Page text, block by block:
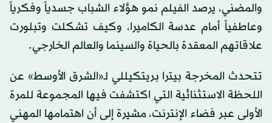
والمضني، يرصد الفيلم نمو هؤلاء الشباب جسدياً وفكرياً
وعاطفياً أمام عدسة الكاميرا، وكيف تشكلت وتبلورت
علاقاتهم المعقدة بالحياة والسينما والعالم الخارجي.
تتحدث المخرجة بيترا بريتكيللي لـ«الشرق الأوسط» عن
اللحظة الاستثنائية التي اكتشفت فيها المجموعة للمرة
الأولى عبر فضاء الإنترنت، مشيرة إلى أن اهتمامها المهني